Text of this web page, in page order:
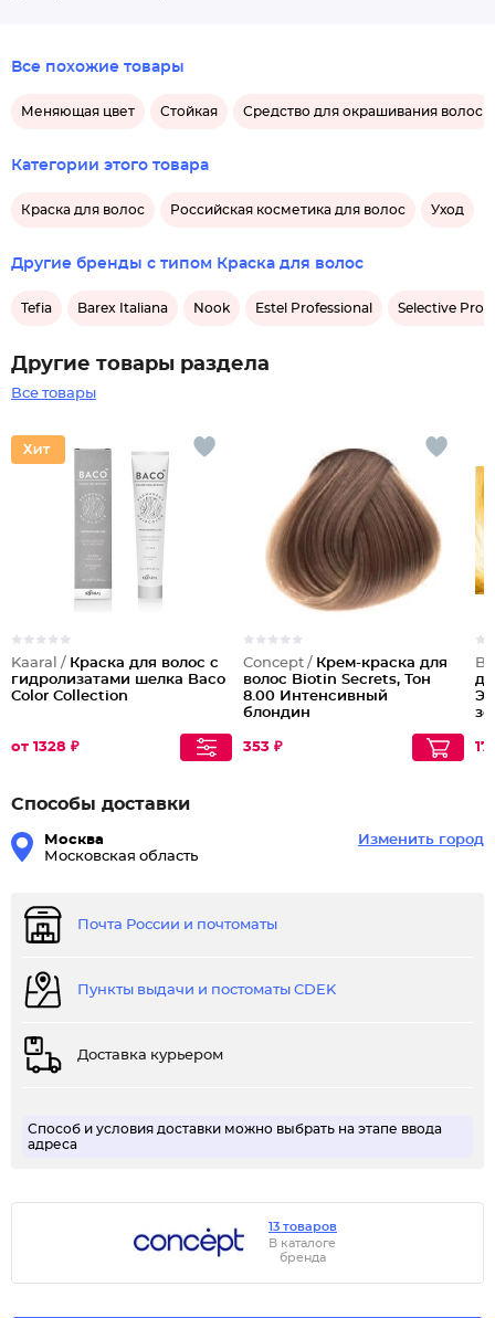
Все похожие товары
Меняющая цвет Стойкая Средство для окрашивания волос
Категории этого товара
Краска для волос Российская косметика для волос Уход
Другие бренды с типом Краска для волос
Tefia Barex Italiana Nook Estel Professional Selective
Другие товары раздела
Все товары
Kaaral / Краска для волос с
гидролизатами шелка Baco
Color Collection
от 1328 ₽
Concept / Крем-краска для
волос Biotin Secrets, Тон
8.00 Интенсивный
блондин
353 ₽
Способы доставки
Москва
Московская область
Изменить город
Почта России и почтоматы
Пункты выдачи и постоматы CDEK
Доставка курьером
Способ и условия доставки можно выбрать на этапе ввода
адреса
13 товаров
В каталоге
бренда